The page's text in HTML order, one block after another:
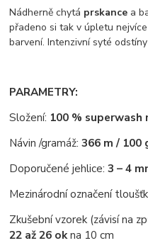
Nádherně chytá prskance a
přadeno si tak v úpletu
barvení. Intenzivní syté
PARAMETRY:
Složení: 100 % superwash
Návin /gramáž: 366 m / 100
Doporučené jehlice:3 – 4
Mezinárodní označení
Zkušební vzorek (závisí na
22 až 26 okna 10 cm